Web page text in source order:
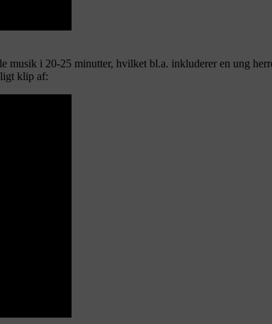
musik i 20-25 minutter, hvilket bl.a. inkluderer en ung
klip af: